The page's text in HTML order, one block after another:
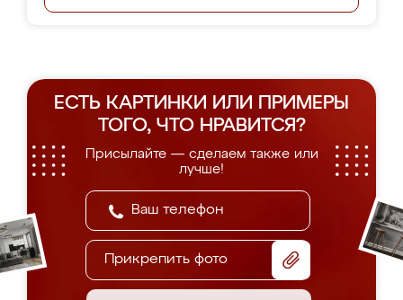
ЕСТЬ КАРТИНКИ ИЛИ ПРИМЕРЫ
ТОГО, ЧТО НРАВИТСЯ?
Присылайте — сделаем также или
лучше!
Прикрепить фото